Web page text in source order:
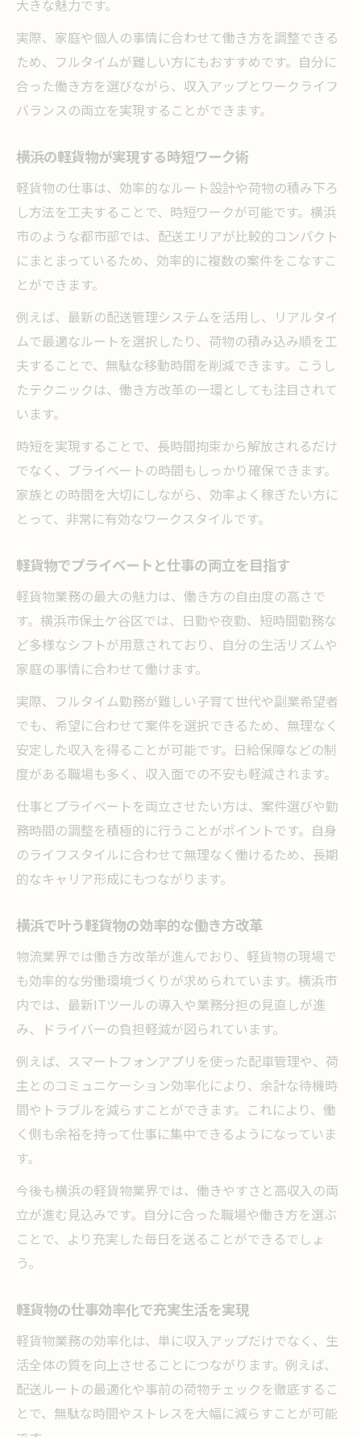
大きな魅力です。
実際、家庭や個人の事情に合わせて働き方を調整できる
ため、フルタイムが難しい方にもおすすめです。自分に
合った働き方を選びながら、収入アップとワークライフ
バランスの両立を実現することができます。
横浜の軽貨物が実現する時短ワーク術
軽貨物の仕事は、効率的なルート設計や荷物の積み下ろ
し方法を工夫することで、時短ワークが可能です。横浜
市のような都市部では、配送エリアが比較的コンパクト
にまとまっているため、効率的に複数の案件をこなすこ
とができます。
例えば、最新の配送管理システムを活用し、リアルタイ
ムで最適なルートを選択したり、荷物の積み込み順を工
夫することで、無駄な移動時間を削減できます。こうし
たテクニックは、働き方改革の一環としても注目されて
います。
時短を実現することで、長時間拘束から解放されるだけ
でなく、プライベートの時間もしっかり確保できます。
家族との時間を大切にしながら、効率よく稼ぎたい方に
とって、非常に有効なワークスタイルです。
軽貨物でプライベートと仕事の両立を目指す
軽貨物業務の最大の魅力は、働き方の自由度の高さで
す。横浜市保土ケ谷区では、日勤や夜勤、短時間勤務な
ど多様なシフトが用意されており、自分の生活リズムや
家庭の事情に合わせて働けます。
実際、フルタイム勤務が難しい子育て世代や副業希望者
でも、希望に合わせて案件を選択できるため、無理なく
安定した収入を得ることが可能です。日給保障などの制
度がある職場も多く、収入面での不安も軽減されます。
仕事とプライベートを両立させたい方は、案件選びや勤
務時間の調整を積極的に行うことがポイントです。自身
のライフスタイルに合わせて無理なく働けるため、長期
的なキャリア形成にもつながります。
横浜で叶う軽貨物の効率的な働き方改革
物流業界では働き方改革が進んでおり、軽貨物の現場で
も効率的な労働環境づくりが求められています。横浜市
内では、最新ITツールの導入や業務分担の見直しが進
み、ドライバーの負担軽減が図られています。
例えば、スマートフォンアプリを使った配車管理や、荷
主とのコミュニケーション効率化により、余計な待機時
間やトラブルを減らすことができます。これにより、働
く側も余裕を持って仕事に集中できるようになっていま
す。
今後も横浜の軽貨物業界では、働きやすさと高収入の両
立が進む見込みです。自分に合った職場や働き方を選ぶ
ことで、より充実した毎日を送ることができるでしょ
う。
軽貨物の仕事効率化で充実生活を実現
軽貨物業務の効率化は、単に収入アップだけでなく、生
活全体の質を向上させることにつながります。例えば、
配送ルートの最適化や事前の荷物チェックを徹底するこ
とで、無駄な時間やストレスを大幅に減らすことが可能